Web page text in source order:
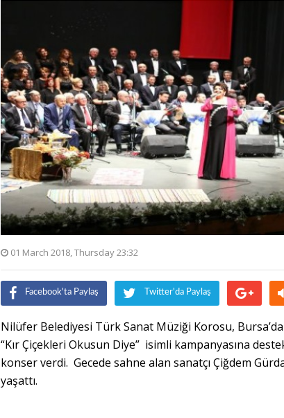
01 March 2018, Thursday 23:32
Facebook'ta Paylaş Twitter'da Paylaş
Nilüfer Belediyesi Türk Sanat Müziği Korosu,
“Kır Çiçekleri Okusun Diye” isimli kampanyasına
konser verdi. Gecede sahne alan sanatçı Çiğdem
yaşattı.